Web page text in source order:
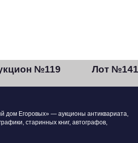
№119 Лот №141
Егоровых» — аукционы антиквариата,
старинных книг, автографов,